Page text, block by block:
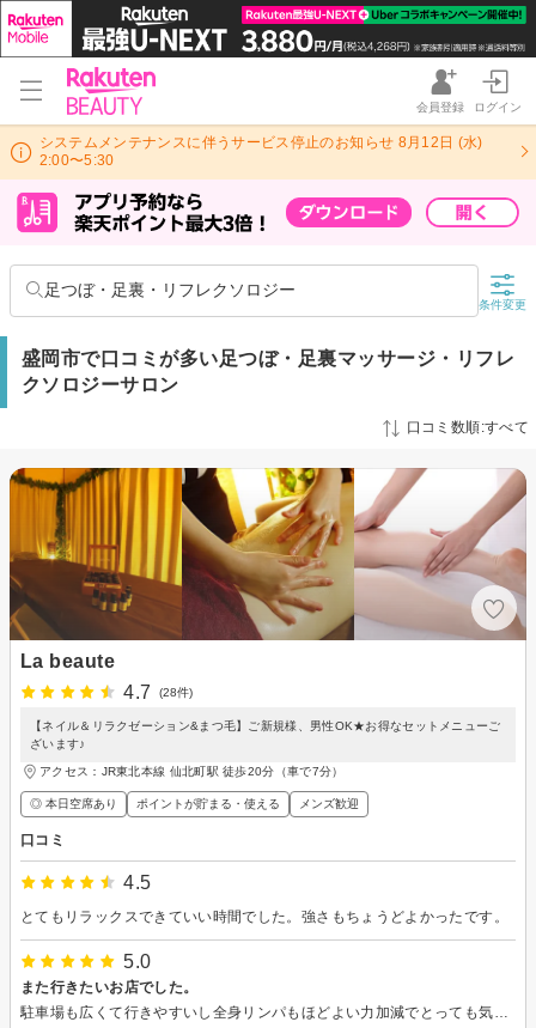
会員登録 ログイン
システムメンテナンスに伴うサービス停止のお知らせ 8月12日 (水)
2:00〜5:30
足つぼ・足裏・リフレクソロジー
条件変更
盛岡市で口コミが多い足つぼ・足裏マッサージ・リフレ
クソロジーサロン
口コミ数順:すべて
La beaute
4.7
(28件)
【ネイル＆リラクゼーション&まつ毛】ご新規様、男性OK★お得なセットメニューご
ざいます♪
アクセス：JR東北本線 仙北町駅 徒歩20分（車で7分）
◎ 本日空席あり ポイントが貯まる・使える メンズ歓迎
口コミ
4.5
とてもリラックスできていい時間でした。強さもちょうどよかったです。
5.0
また行きたいお店でした。